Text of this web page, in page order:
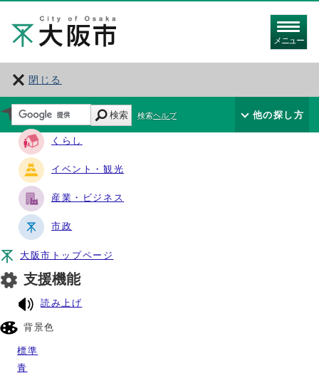
メニュー
閉じる
サイト・ナビ
くらし
イベント・観光
産業・ビジネス
市政
大阪市トップページ
支援機能
読み上げ
背景色
標準
青
検索 検索ヘルプ 他の探し方